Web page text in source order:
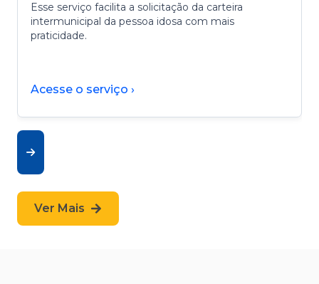
Esse serviço facilita a solicitação da carteira
intermunicipal da pessoa idosa com mais
praticidade.
Acesse o serviço ›
Ver Mais